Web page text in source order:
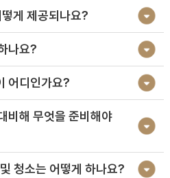
게 제공되나요?
나요?
어디인가요?
비해 무엇을 준비해야
청소는 어떻게 하나요?